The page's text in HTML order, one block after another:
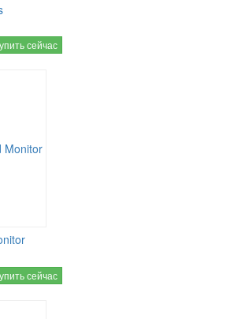
сейчас
сейчас